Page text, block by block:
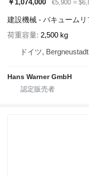
€5,900 ≈
建設機械 - バキュームリ
荷重容量 2,500 kg
ドイツ, Bergneustadt
Hans Warner GmbH